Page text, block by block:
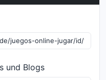
und Blogs